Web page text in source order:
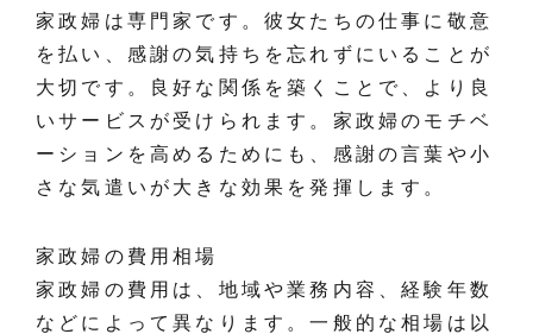
家政婦は専門家です。彼女たちの仕事に敬意
を払い、感謝の気持ちを忘れずにいることが
大切です。良好な関係を築くことで、より良
いサービスが受けられます。家政婦のモチベ
ーションを高めるためにも、感謝の言葉や小
さな気遣いが大きな効果を発揮します。
家政婦の費用相場
家政婦の費用は、地域や業務内容、経験年数
などによって異なります。一般的な相場は以